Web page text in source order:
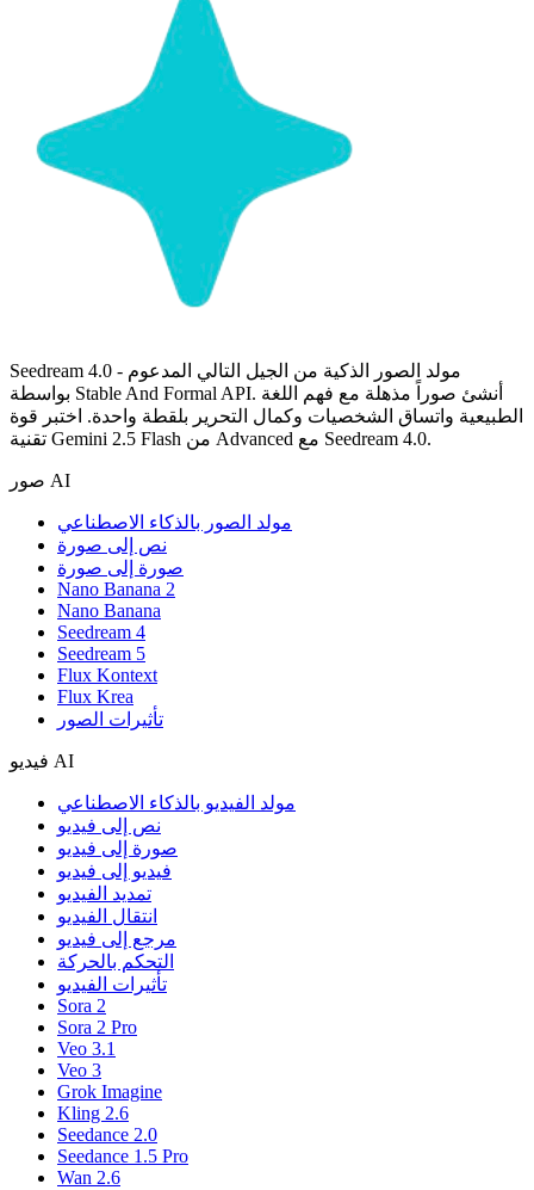
Seedream 4.0 - مولد الصور الذكية من الجيل التالي المدعوم
بواسطة Stable And Formal API. أنشئ صوراً مذهلة مع فهم اللغة
الطبيعية واتساق الشخصيات وكمال التحرير بلقطة واحدة. اختبر قوة
تقنية Gemini 2.5 Flash من Advanced مع Seedream 4.0.
صور AI
مولد الصور بالذكاء الاصطناعي
نص إلى صورة
صورة إلى صورة
Nano Banana 2
Nano Banana
Seedream 4
Seedream 5
Flux Kontext
Flux Krea
تأثيرات الصور
فيديو AI
مولد الفيديو بالذكاء الاصطناعي
نص إلى فيديو
صورة إلى فيديو
فيديو إلى فيديو
تمديد الفيديو
انتقال الفيديو
مرجع إلى فيديو
التحكم بالحركة
تأثيرات الفيديو
Sora 2
Sora 2 Pro
Veo 3.1
Veo 3
Grok Imagine
Kling 2.6
Seedance 2.0
Seedance 1.5 Pro
Wan 2.6